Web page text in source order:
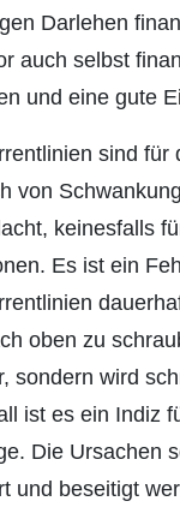
Darlehen
auch selbst
und eine gute
sind für
von
keinesfalls
Es ist ein
oben zu
sondern wird
ist es ein Indiz
Die Ursachen
und beseitigt